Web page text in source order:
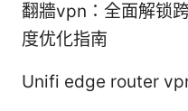
翻牆vpn：全面解锁
度优化指南
Unifi edge router